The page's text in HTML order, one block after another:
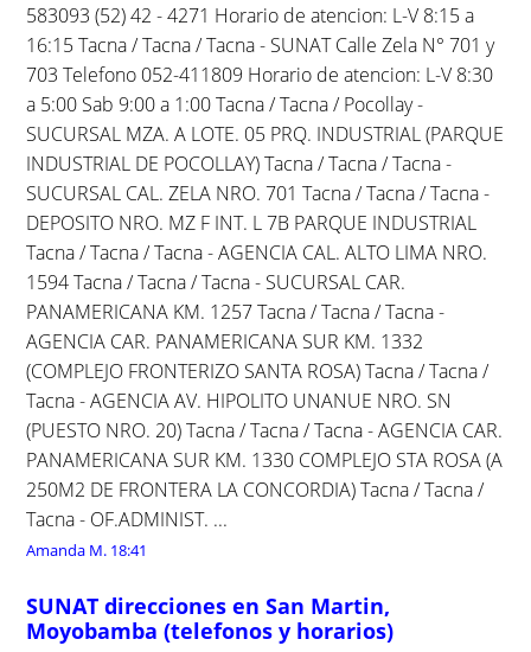
583093 (52) 42 - 4271 Horario de atencion: L-V 8:15 a
16:15 Tacna / Tacna / Tacna - SUNAT Calle Zela N° 701 y
703 Telefono 052-411809 Horario de atencion: L-V 8:30
a 5:00 Sab 9:00 a 1:00 Tacna / Tacna / Pocollay -
SUCURSAL MZA. A LOTE. 05 PRQ. INDUSTRIAL (PARQUE
INDUSTRIAL DE POCOLLAY) Tacna / Tacna / Tacna -
SUCURSAL CAL. ZELA NRO. 701 Tacna / Tacna / Tacna -
DEPOSITO NRO. MZ F INT. L 7B PARQUE INDUSTRIAL
Tacna / Tacna / Tacna - AGENCIA CAL. ALTO LIMA NRO.
1594 Tacna / Tacna / Tacna - SUCURSAL CAR.
PANAMERICANA KM. 1257 Tacna / Tacna / Tacna -
AGENCIA CAR. PANAMERICANA SUR KM. 1332
(COMPLEJO FRONTERIZO SANTA ROSA) Tacna / Tacna /
Tacna - AGENCIA AV. HIPOLITO UNANUE NRO. SN
(PUESTO NRO. 20) Tacna / Tacna / Tacna - AGENCIA CAR.
PANAMERICANA SUR KM. 1330 COMPLEJO STA ROSA (A
250M2 DE FRONTERA LA CONCORDIA) Tacna / Tacna /
Tacna - OF.ADMINIST. ...
Amanda M. 18:41
SUNAT direcciones en San Martin,
Moyobamba (telefonos y horarios)